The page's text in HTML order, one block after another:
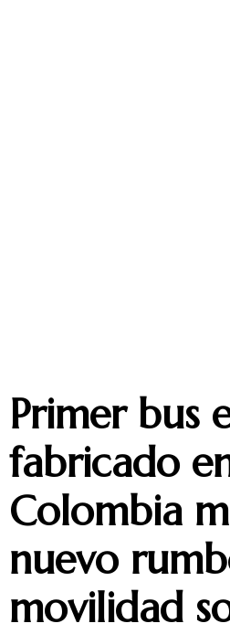
Primer bus
fabricado
Colombia
nuevo
movilidad